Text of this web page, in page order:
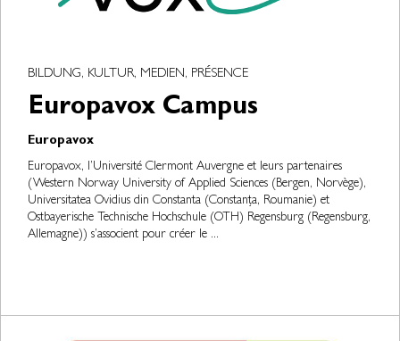
BILDUNG, KULTUR, MEDIEN, PRÉSENCE
Europavox Campus
Europavox
Europavox, l’Université Clermont Auvergne et leurs partenaires
(Western Norway University of Applied Sciences (Bergen, Norvège),
Universitatea Ovidius din Constanta (Constanța, Roumanie) et
Ostbayerische Technische Hochschule (OTH) Regensburg (Regensburg,
Allemagne)) s’associent pour créer le ...